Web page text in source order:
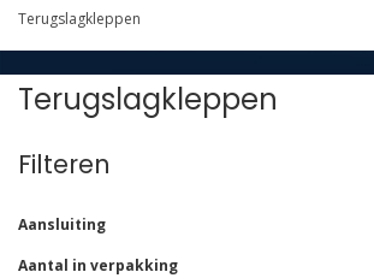
Terugslagkleppen
Terugslagkleppen
Filteren
Aansluiting
Aantal in verpakking